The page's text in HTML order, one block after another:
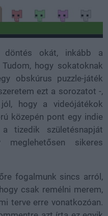
okát, inkább a
hogy sokatoknak
obskúrus puzzle-játék
ezt a sorozatot -,
hogy a videójátékok
közepén pont egy indie
tizedik születésnapját
sikeres
fogalmunk sincs arról,
csak remélni merem,
terve erre vonatkozóan.